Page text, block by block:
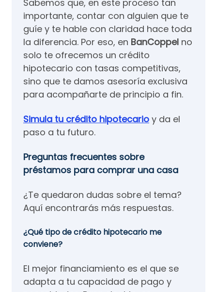
Sabemos que, en este proceso tan
importante, contar con alguien que te
guíe y te hable con claridad hace toda
la diferencia. Por eso, en BanCoppel no
solo te ofrecemos un crédito
hipotecario con tasas competitivas,
sino que te damos asesoría exclusiva
para acompañarte de principio a fin.
Simula tu crédito hipotecario y da el
paso a tu futuro.
Preguntas frecuentes sobre
préstamos para comprar una casa
¿Te quedaron dudas sobre el tema?
Aquí encontrarás más respuestas.
¿Qué tipo de crédito hipotecario me
conviene?
El mejor financiamiento es el que se
adapta a tu capacidad de pago y